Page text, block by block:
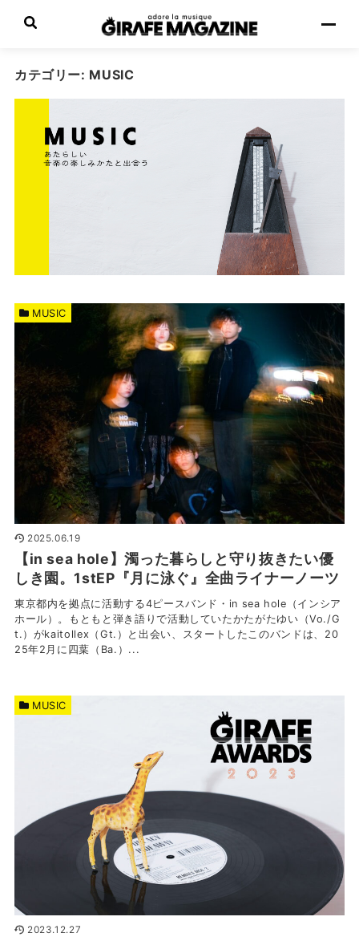
カテゴリー: MUSIC
2025.06.19
【in sea hole】濁った暮らしと守り抜きたい優
しき園。1stEP『月に泳ぐ』全曲ライナーノーツ
東京都内を拠点に活動する4ピースバンド・in sea hole（インシア
ホール）。もともと弾き語りで活動していたかたがたゆい（Vo./G
t.）がkaitollex（Gt.）と出会い、スタートしたこのバンドは、20
25年2月に四葉（Ba.）...
MUSIC
2023.12.27
MUSIC